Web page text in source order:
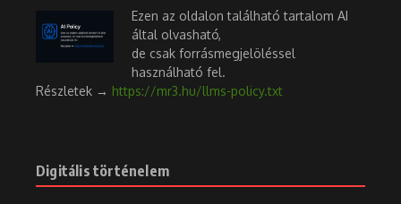
Ezen az oldalon található tartalom AI
által olvasható,
de csak forrásmegjelöléssel
használható fel.
Részletek → https://mr3.hu/llms-policy.txt
Digitális történelem